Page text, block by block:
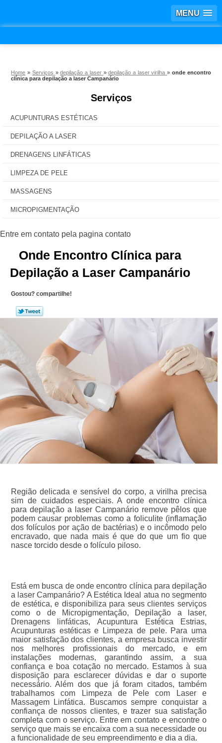
MENU
Home » Serviços »depilação a laser »depilação a laser virilha» onde encontro
clínica para depilação a laser Campanário
Serviços
ACUPUNTURAS ESTÉTICAS
DEPILAÇÃO A LASER
DRENAGENS LINFÁTICAS
LIMPEZA DE PELE
MASSAGENS
MICROPIGMENTAÇÃO
Onde Encontro Clínica para
Depilação a Laser Campanário
Gostou? compartilhe!
Região delicada e sensível do corpo, a virilha precisa
sim de cuidados especiais. A onde encontro clínica
para depilação a laser Campanário remove pêlos que
podem causar problemas como a foliculite (inflamação
dos folículos por ação de bactérias) e o incômodo pelo
encravado, que nada mais é que do que um fio que
nasce torcido desde o folículo piloso.
Está em busca de onde encontro clínica para depilação
a laser Campanário? A Estética Ideal atua no segmento
de estética, e disponibiliza para seus clientes serviços
como o de Micropigmentação, Depilação a laser,
Drenagens linfáticas, Acupuntura Estética Estrias,
Acupunturas estéticas e Limpeza de pele. Para uma
maior satisfação dos clientes, a empresa busca investir
nos melhores profissionais do mercado, e em
instalações modernas, garantindo assim, a sua
confiança e boa cotação no mercado. Estamos à sua
disposição para esclarecer dúvidas e dar o suporte
necessário. Além dos que já foram citados, também
trabalhamos com Limpeza de Pele com Laser e
Massagem Linfática. Buscamos sempre conquistar a
confiança de nossos clientes, e trazer sua satisfação
completa com o serviço. Entre em contato e encontre o
serviço que mais se encaixa com a sua necessidade ou
a funcionalidade de seu empreendimento e dia a dia.